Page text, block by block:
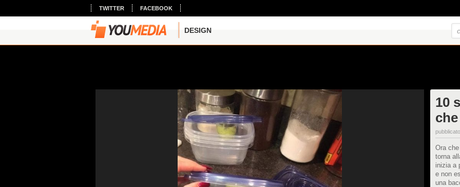
TWITTER FACEBOOK
DESIGN
10
Ora
torna
inizia a
e non
una